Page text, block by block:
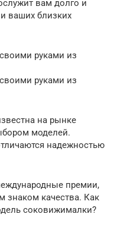
вам долго и
ваших близких
на рынке
моделей.
надежностью
премии,
знаком качества. Как
соковижималки?